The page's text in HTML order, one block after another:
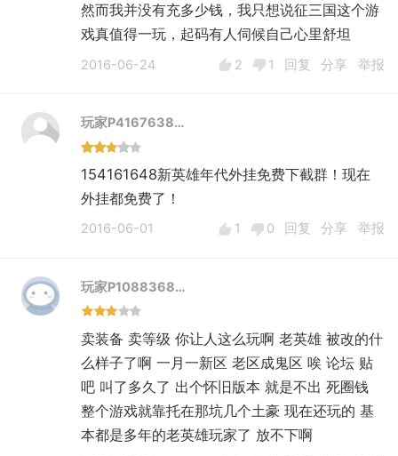
然而我并没有充多少钱，我只想说征三国这个游
戏真值得一玩，起码有人伺候自己心里舒坦
2016-06-24 2 1 回复 分享 举报
玩家P4167638…
154161648新英雄年代外挂免费下截群！现在
外挂都免费了！
2016-06-01 1 0 回复 分享 举报
玩家P1088368…
卖装备 卖等级 你让人这么玩啊 老英雄 被改的什
么样子了啊 一月一新区 老区成鬼区 唉 论坛 贴
吧 叫了多久了 出个怀旧版本 就是不出 死圈钱
整个游戏就靠托在那坑几个土豪 现在还玩的 基
本都是多年的老英雄玩家了 放不下啊